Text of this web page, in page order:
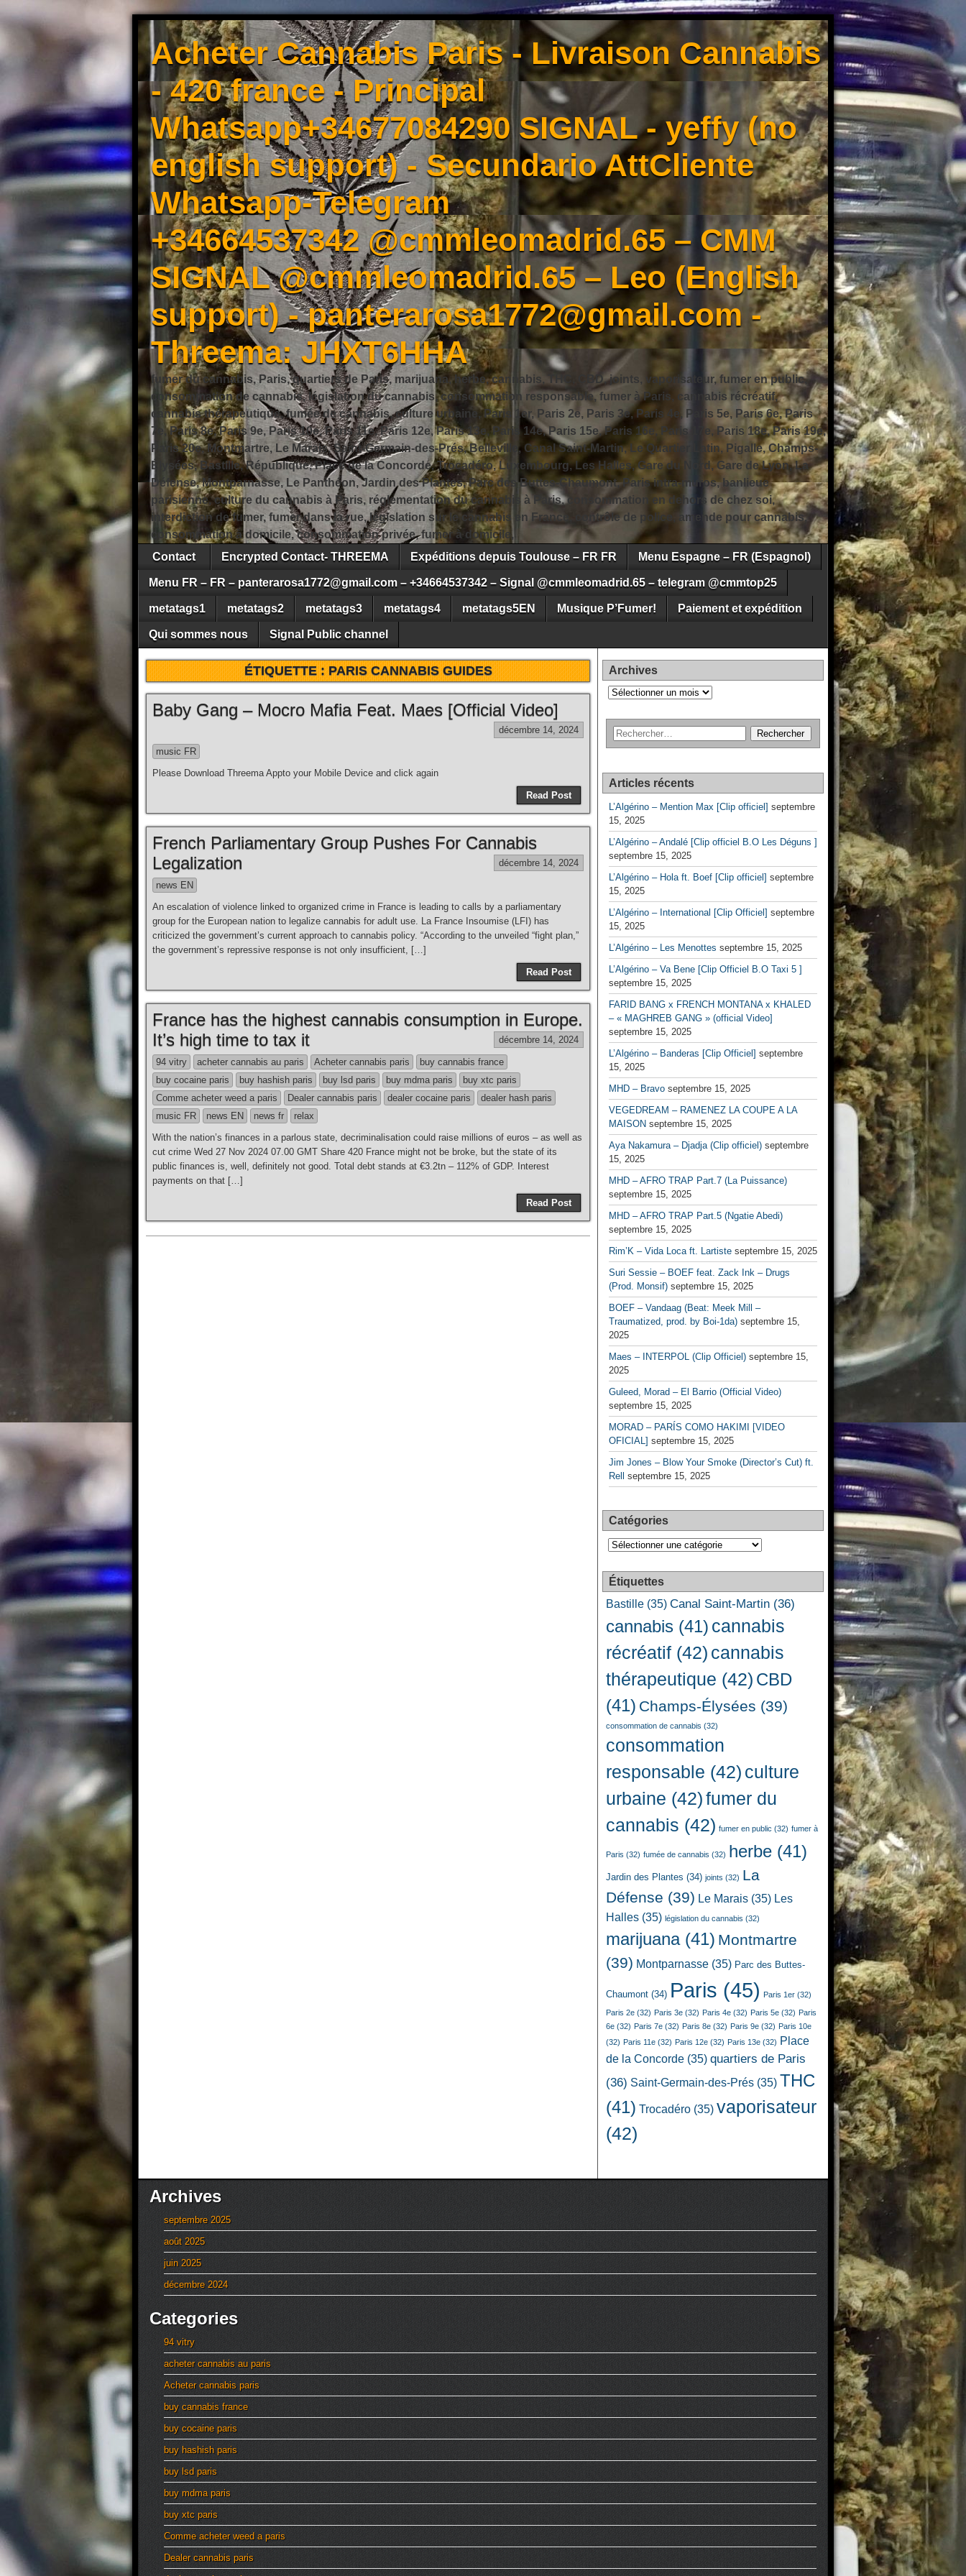
Acheter Cannabis Paris - Livraison Cannabis
- 420 france - Principal
Whatsapp+34677084290 SIGNAL - yeffy (no
english support) - Secundario AttCliente
Whatsapp-Telegram
+34664537342 @cmmleomadrid.65 – CMM
SIGNAL @cmmleomadrid.65 – Leo (English
support) - panterarosa1772@gmail.com -
Threema: JHXT6HHA
fumer du cannabis, Paris, quartiers de Paris, marijuana, herbe, cannabis, THC, CBD, joints, vaporisateur, fumer en public,
consommation de cannabis, législation du cannabis, consommation responsable, fumer à Paris, cannabis récréatif,
cannabis thérapeutique, fumée de cannabis, culture urbaine, Paris 1er, Paris 2e, Paris 3e, Paris 4e, Paris 5e, Paris 6e, Paris
7e, Paris 8e, Paris 9e, Paris 10e, Paris 11e, Paris 12e, Paris 13e, Paris 14e, Paris 15e, Paris 16e, Paris 17e, Paris 18e, Paris 19e,
Paris 20e, Montmartre, Le Marais, Saint-Germain-des-Prés, Belleville, Canal Saint-Martin, Le Quartier Latin, Pigalle, Champs-
Élysées, Bastille, République, Place de la Concorde, Trocadéro, Luxembourg, Les Halles, Gare du Nord, Gare de Lyon, La
Défense, Montparnasse, Le Panthéon, Jardin des Plantes, Parc des Buttes-Chaumont, Paris intra-muros, banlieue
parisienne, culture du cannabis à Paris, réglementation du cannabis à Paris, consommation en dehors de chez soi,
interdiction de fumer, fumer dans la rue, législation sur le cannabis en France, contrôle de police, amende pour cannabis,
consommation à domicile, consommation privée, fumer à domicile,
Contact
Encrypted Contact- THREEMA Expéditions depuis Toulouse – FR FR Menu Espagne – FR (Espagnol)
Menu FR – FR – panterarosa1772@gmail.com – +34664537342 – Signal @cmmleomadrid.65 – telegram @cmmtop25
metatags1 metatags2 metatags3 metatags4 metatags5EN Musique P’Fumer! Paiement et expédition
Qui sommes nous Signal Public channel
ÉTIQUETTE :PARIS CANNABIS GUIDES
Baby Gang – Mocro Mafia Feat. Maes [Official Video]
décembre 14, 2024
music FR
Please Download Threema Appto your Mobile Device and click again
Read Post
French Parliamentary Group Pushes For Cannabis
Legalization
décembre 14, 2024
news EN
An escalation of violence linked to organized crime in France is leading to calls by a parliamentary
group for the European nation to legalize cannabis for adult use. La France Insoumise (LFI) has
criticized the government’s current approach to cannabis policy. “According to the unveiled “fight plan,”
the government’s repressive response is not only insufficient, […]
Read Post
France has the highest cannabis consumption in Europe.
It’s high time to tax it
décembre 14, 2024
94 vitry acheter cannabis au paris Acheter cannabis paris
buy cannabis france
buy cocaine paris
buy hashish paris buy lsd paris buy mdma paris
buy xtc paris
Comme acheter weed a paris
Dealer cannabis paris dealer cocaine paris
dealer hash paris
music FR
news EN news fr
relax
With the nation’s finances in a parlous state, decriminalisation could raise millions of euros – as well as
cut crime Wed 27 Nov 2024 07.00 GMT Share 420 France might not be broke, but the state of its
public finances is, well, definitely not good. Total debt stands at €3.2tn – 112% of GDP. Interest
payments on that […]
Read Post
Archives
Archives
Articles récents
L’Algérino – Mention Max [Clip officiel] septembre
15, 2025
L’Algérino – Andalé [Clip officiel B.O Les Déguns ]
septembre 15, 2025
L’Algérino – Hola ft. Boef [Clip officiel] septembre
15, 2025
L’Algérino – International [Clip Officiel] septembre
15, 2025
L’Algérino – Les Menottes septembre 15, 2025
L’Algérino – Va Bene [Clip Officiel B.O Taxi 5 ]
septembre 15, 2025
FARID BANG x FRENCH MONTANA x KHALED
– « MAGHREB GANG » (official Video]
septembre 15, 2025
L’Algérino – Banderas [Clip Officiel] septembre
15, 2025
MHD – Bravo septembre 15, 2025
VEGEDREAM – RAMENEZ LA COUPE A LA
MAISON septembre 15, 2025
Aya Nakamura – Djadja (Clip officiel) septembre
15, 2025
MHD – AFRO TRAP Part.7 (La Puissance)
septembre 15, 2025
MHD – AFRO TRAP Part.5 (Ngatie Abedi)
septembre 15, 2025
Rim’K – Vida Loca ft. Lartiste septembre 15, 2025
Suri Sessie – BOEF feat. Zack Ink – Drugs
(Prod. Monsif) septembre 15, 2025
BOEF – Vandaag (Beat: Meek Mill –
Traumatized, prod. by Boi-1da) septembre 15,
2025
Maes – INTERPOL (Clip Officiel) septembre 15,
2025
Guleed, Morad – El Barrio (Official Video)
septembre 15, 2025
MORAD – PARÍS COMO HAKIMI [VIDEO
OFICIAL] septembre 15, 2025
Jim Jones – Blow Your Smoke (Director’s Cut) ft.
Rell
septembre 15, 2025
Catégories
Catégories
Étiquettes
Bastille (35) Canal Saint-Martin (36)
cannabis (41) cannabis
récréatif (42) cannabis
thérapeutique (42) CBD
(41) Champs-Élysées (39)
consommation de cannabis (32)
consommation
responsable (42) culture
urbaine (42)fumer du
cannabis (42) fumer en public (32) fumer à
Paris (32) fumée de cannabis (32) herbe (41)
Jardin des Plantes (34) joints (32) La
Défense (39) Le Marais (35) Les
Halles (35) législation du cannabis (32)
marijuana(41) Montmartre
(39) Montparnasse (35) Parc des Buttes-
Chaumont (34) Paris (45) Paris 1er (32)
Paris 2e (32) Paris 3e (32) Paris 4e (32) Paris 5e (32) Paris
6e (32) Paris 7e (32) Paris 8e (32) Paris 9e (32) Paris 10e
(32) Paris 11e (32) Paris 12e (32) Paris 13e (32) Place
de la Concorde (35) quartiers de Paris
(36) Saint-Germain-des-Prés (35) THC
(41) Trocadéro (35) vaporisateur
(42)
Archives
septembre 2025
août 2025
juin 2025
décembre 2024
Categories
94 vitry
acheter cannabis au paris
Acheter cannabis paris
buy cannabis france
buy cocaine paris
buy hashish paris
buy lsd paris
buy mdma paris
buy xtc paris
Comme acheter weed a paris
Dealer cannabis paris